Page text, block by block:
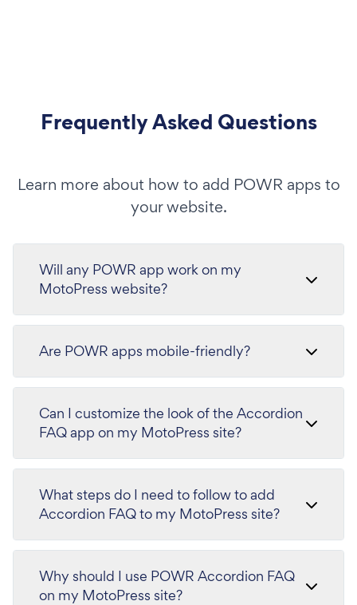
Frequently Asked Questions
Learn more about how to add POWR apps to
your website.
Will any POWR app work on my
MotoPress website?
Are POWR apps mobile-friendly?
Can I customize the look of the Accordion
FAQ app on my MotoPress site?
What steps do I need to follow to add
Accordion FAQ to my MotoPress site?
Why should I use POWR Accordion FAQ
on my MotoPress site?